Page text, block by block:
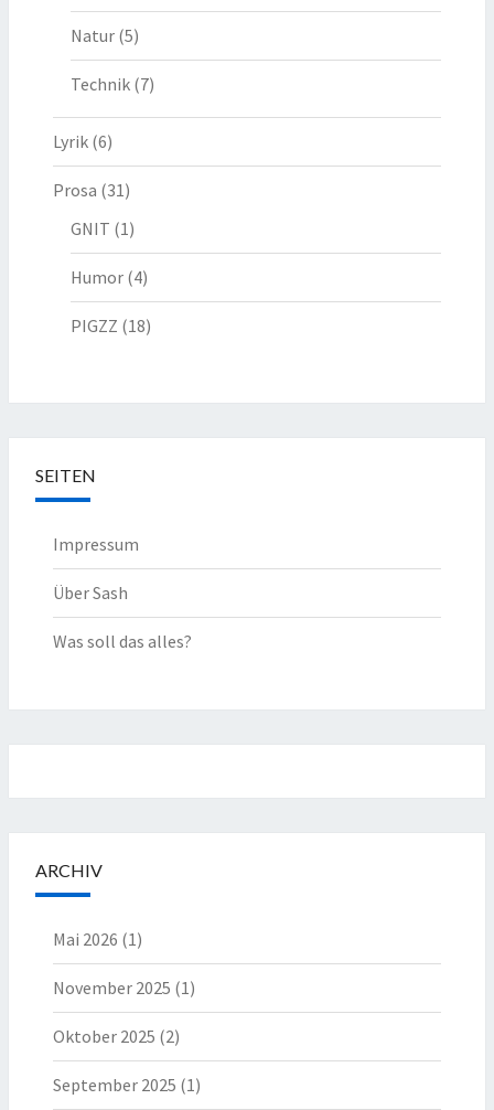
Natur (5)
Technik (7)
Lyrik (6)
Prosa (31)
GNIT (1)
Humor (4)
PIGZZ (18)
SEITEN
Impressum
Über Sash
Was soll das alles?
ARCHIV
Mai 2026 (1)
November 2025 (1)
Oktober 2025 (2)
September 2025 (1)